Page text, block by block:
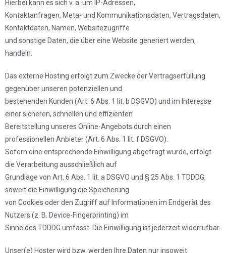
Hierbei kann es sich v. a. um IP-Adressen,
Kontaktanfragen, Meta- und Kommunikationsdaten, Vertragsdaten,
Kontaktdaten, Namen, Websitezugriffe
und sonstige Daten, die über eine Website generiert werden,
handeln.
Das externe Hosting erfolgt zum Zwecke der Vertragserfüllung
gegenüber unseren potenziellen und
bestehenden Kunden (Art. 6 Abs. 1 lit. b DSGVO) und im Interesse
einer sicheren, schnellen und effizienten
Bereitstellung unseres Online-Angebots durch einen
professionellen Anbieter (Art. 6 Abs. 1 lit. f DSGVO).
Sofern eine entsprechende Einwilligung abgefragt wurde, erfolgt
die Verarbeitung ausschließlich auf
Grundlage von Art. 6 Abs. 1 lit. a DSGVO und § 25 Abs. 1 TDDDG,
soweit die Einwilligung die Speicherung
von Cookies oder den Zugriff auf Informationen im Endgerät des
Nutzers (z. B. Device-Fingerprinting) im
Sinne des TDDDG umfasst. Die Einwilligung ist jederzeit widerrufbar.
Unser(e) Hoster wird bzw. werden Ihre Daten nur insoweit